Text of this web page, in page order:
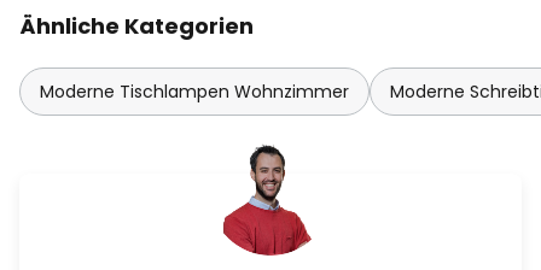
Ähnliche Kategorien
Moderne Tischlampen Wohnzimmer Moderne